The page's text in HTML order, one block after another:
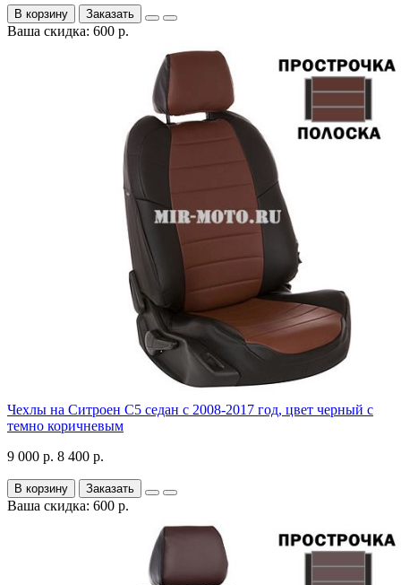
В корзину Заказать
Ваша скидка: 600 р.
Чехлы на Ситроен С5 седан с 2008-2017 год, цвет черный с
темно коричневым
9 000 р. 8 400 р.
В корзину Заказать
Ваша скидка: 600 р.